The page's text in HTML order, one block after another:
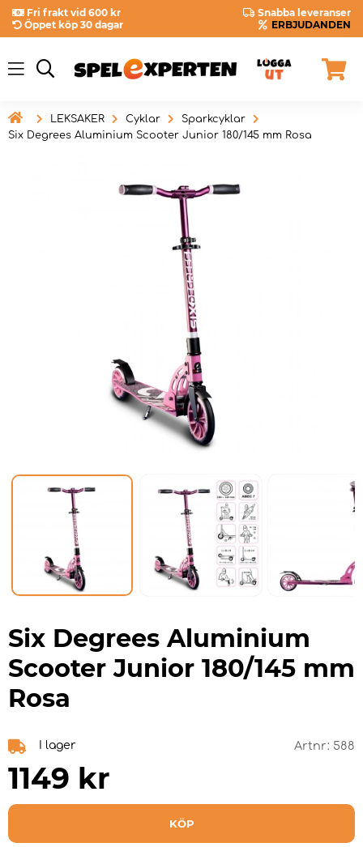
Fri frakt vid 600 kr
Snabba leveranser
Öppet köp 30 dagar
ERBJUDANDEN
 LEKSAKER Cyklar
Sparkcyklar
Six Degrees Aluminium Scooter Junior 180/145 mm Rosa
Six Degrees Aluminium
Scooter Junior 180/145 mm
Rosa
I lager Artnr: 588
1149 kr
KÖP